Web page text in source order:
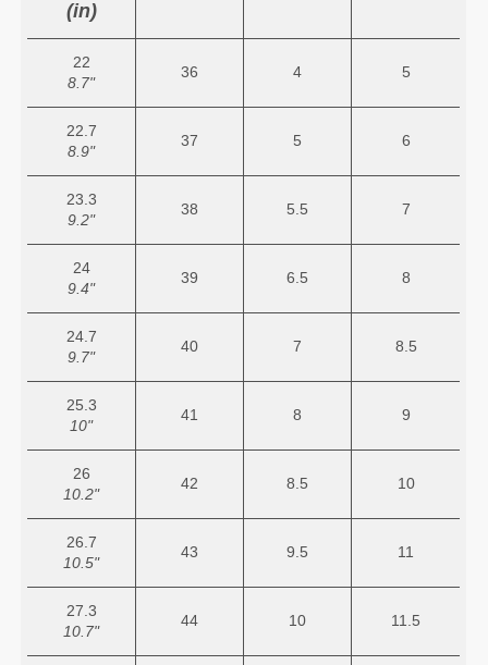
(in)
22
8.7"
36 4 5
22.7
8.9"
37 5 6
23.3
9.2"
38 5.5 7
24
9.4"
39 6.5 8
24.7
9.7"
40 7 8.5
25.3
10"
41 8 9
26
10.2"
42 8.5 10
26.7
10.5"
43 9.5 11
27.3
10.7"
44 10 11.5